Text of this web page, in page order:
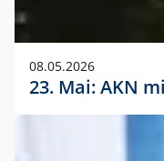
08.05.2026
23. Mai: AKN